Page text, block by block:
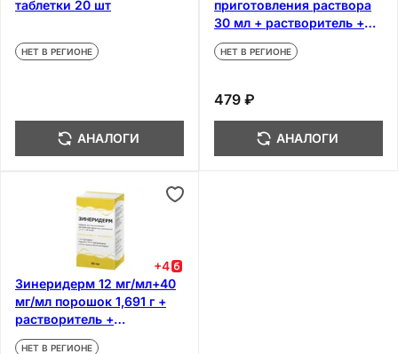
таблетки 20 шт
НЕТ В РЕГИОНЕ
АНАЛОГИ
приготовления раствора
30 мл + растворитель +
аппликатор
НЕТ В РЕГИОНЕ
479 ₽
АНАЛОГИ
+4
Зинеридерм 12 мг/мл+40
мг/мл порошок 1,691 г +
растворитель +
аппликатор
НЕТ В РЕГИОНЕ